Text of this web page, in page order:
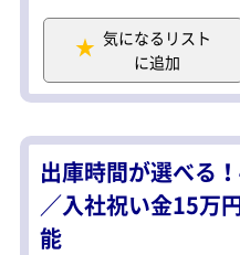
い」 そんなドライバー
・走行距離
玉・千葉メ
★難しい作
★無人が多
ほぼなし。
★しっかり
の方でもす
気になるリスト
に追加
出庫時間が選べる
／入社祝い金15万
能